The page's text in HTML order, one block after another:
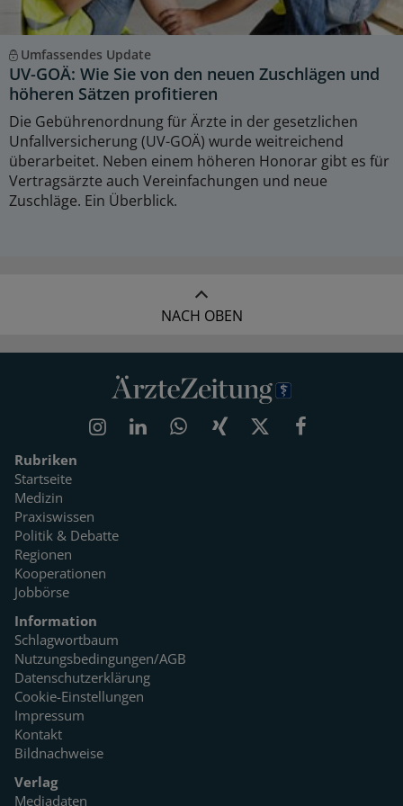
Umfassendes Update
UV-GOÄ: Wie Sie von den neuen Zuschlägen und
höheren Sätzen profitieren
Die Gebührenordnung für Ärzte in der gesetzlichen
Unfallversicherung (UV-GOÄ) wurde weitreichend
überarbeitet. Neben einem höheren Honorar gibt es für
Vertragsärzte auch Vereinfachungen und neue
Zuschläge. Ein Überblick.
NACH OBEN
Rubriken
Startseite
Medizin
Praxiswissen
Politik & Debatte
Regionen
Kooperationen
Jobbörse
Information
Schlagwortbaum
Nutzungsbedingungen/AGB
Datenschutzerklärung
Cookie-Einstellungen
Impressum
Kontakt
Bildnachweise
Verlag
Mediadaten